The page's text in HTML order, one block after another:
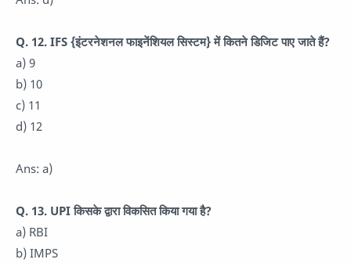
Q. 12. IFS {इंटरनेशनल फाइनेंशियल सिस्टम} में कितने डिजिट पाए जाते हैं?
a) 9
b) 10
c) 11
d) 12
Ans: a)
Q. 13. UPI किसके द्वारा विकसित किया गया है?
a) RBI
b) IMPS